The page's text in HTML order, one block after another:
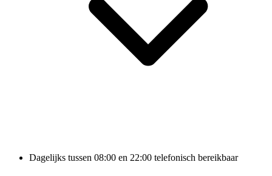
Dagelijks tussen 08:00 en 22:00 telefonisch bereikbaar